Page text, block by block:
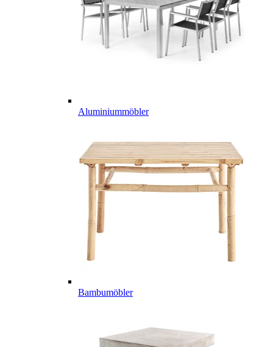
Aluminiummöbler
Bambumöbler